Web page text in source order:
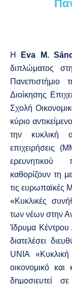
Η Eva M.
διπλώματος
Πανεπιστήμιο
Διοίκησης
Σχολή
κύριο
την κυκλική
επιχειρήσεις
ερευνητικού
καθορίζουν τη
τις ευρωπαϊκές
«Κυκλικές
των νέων στην
Ίδρυμα
διατελέσει
UNIA «Κυκλική
οικονομικό
δημοσιευτεί